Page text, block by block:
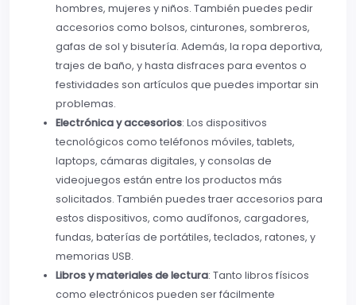
hombres, mujeres y niños. También puedes pedir
accesorios como bolsos, cinturones, sombreros,
gafas de sol y bisutería. Además, la ropa deportiva,
trajes de baño, y hasta disfraces para eventos o
festividades son artículos que puedes importar sin
problemas.
Electrónica y accesorios: Los dispositivos
tecnológicos como teléfonos móviles, tablets,
laptops, cámaras digitales, y consolas de
videojuegos están entre los productos más
solicitados. También puedes traer accesorios para
estos dispositivos, como audífonos, cargadores,
fundas, baterías de portátiles, teclados, ratones, y
memorias USB.
Libros y materiales de lectura: Tanto libros físicos
como electrónicos pueden ser fácilmente